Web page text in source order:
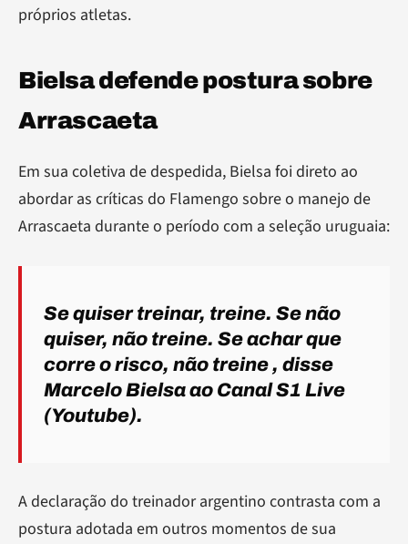
próprios atletas.
Bielsa defende postura sobre
Arrascaeta
Em sua coletiva de despedida, Bielsa foi direto ao
abordar as críticas do Flamengo sobre o manejo de
Arrascaeta durante o período com a seleção uruguaia:
Se quiser treinar, treine. Se não
quiser, não treine. Se achar que
corre o risco, não treine, disse
Marcelo Bielsa ao Canal S1 Live
(Youtube).
A declaração do treinador argentino contrasta com a
postura adotada em outros momentos de sua